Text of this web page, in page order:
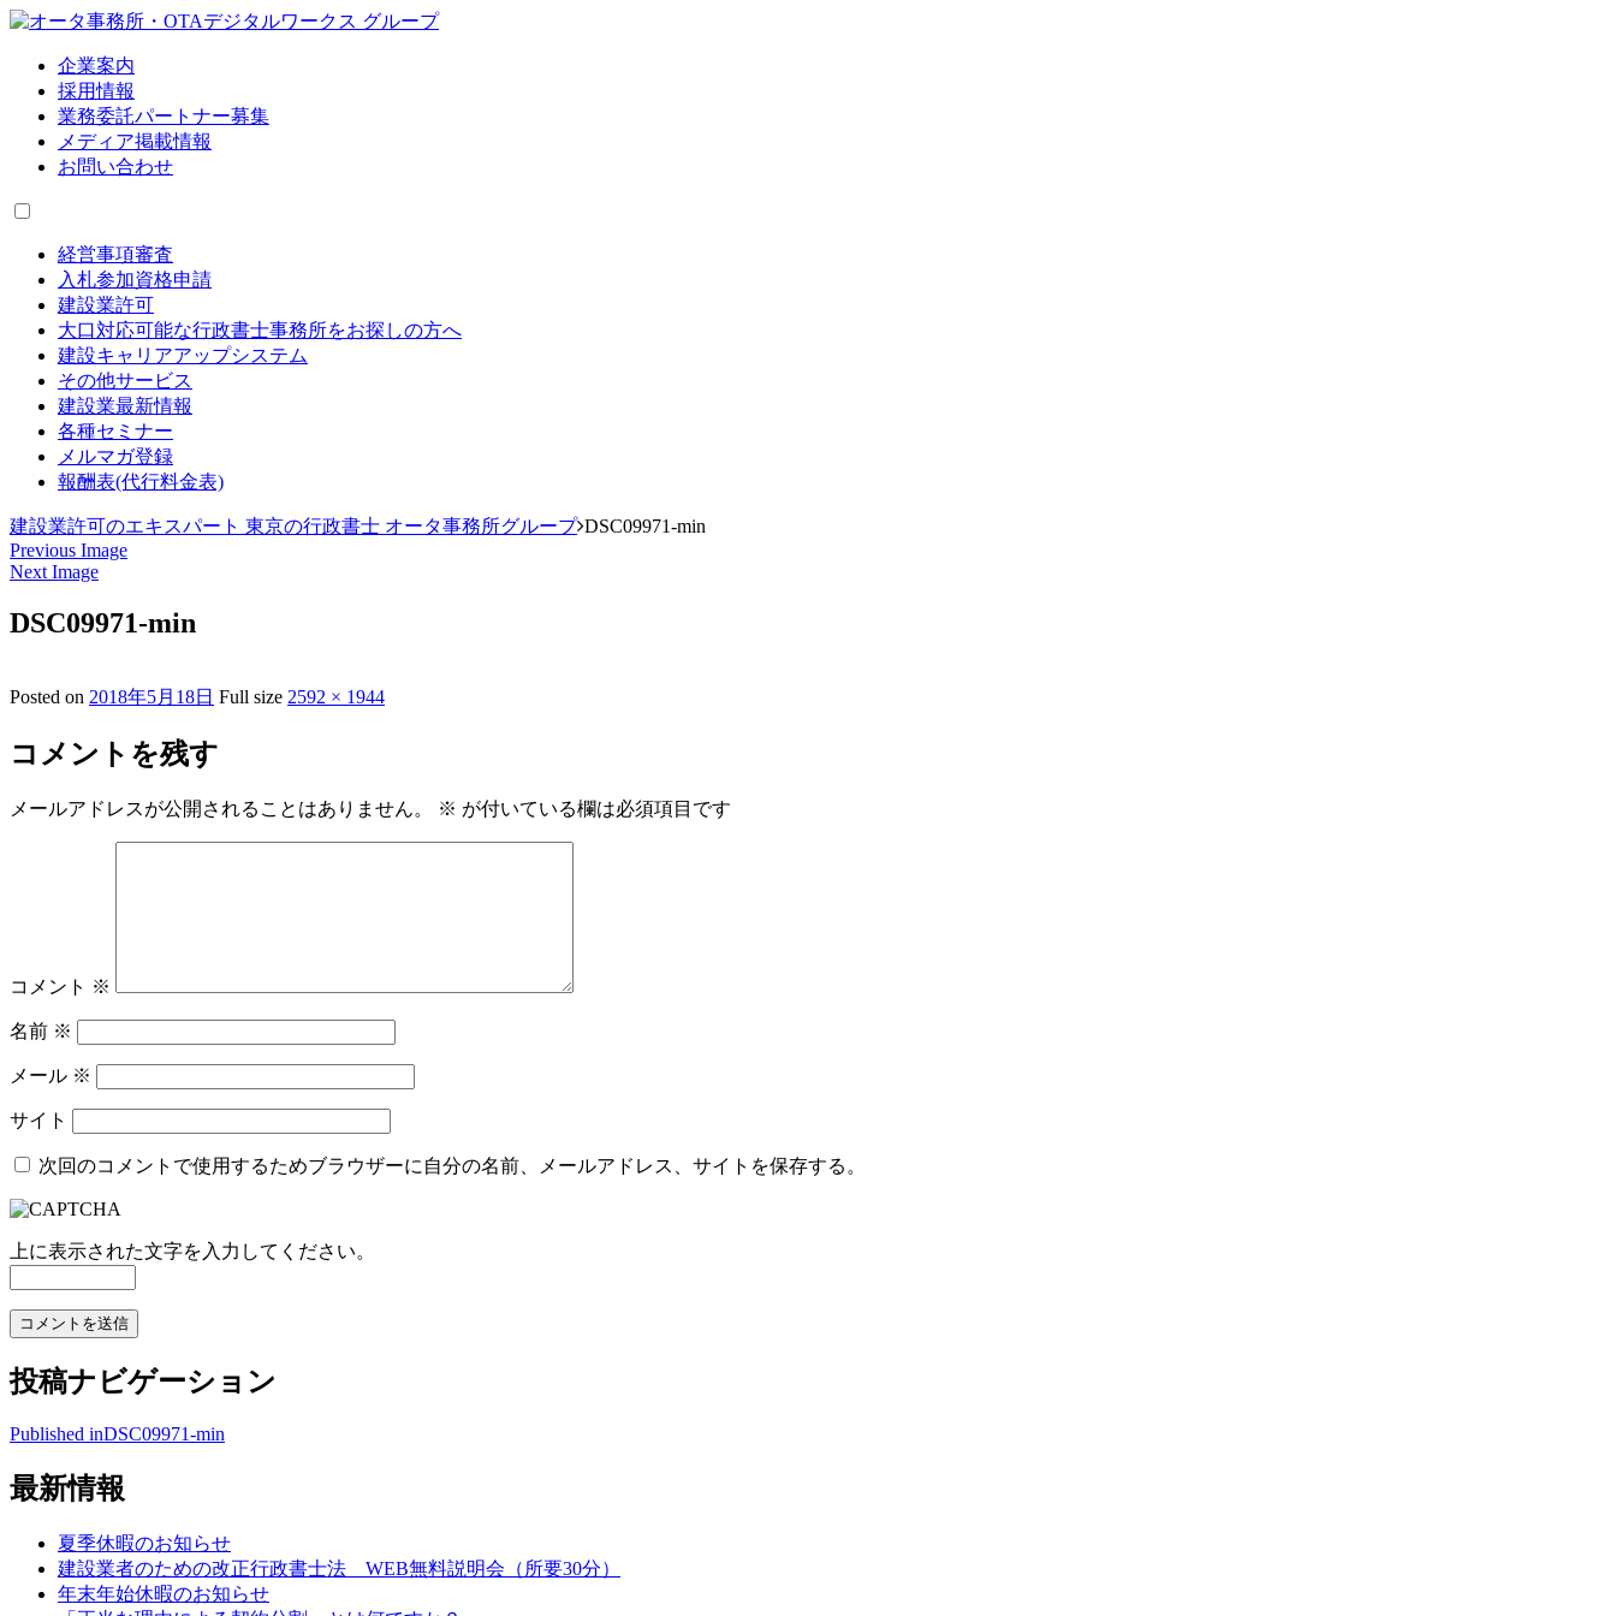
企業案内
採用情報
業務委託パートナー募集
メディア掲載情報
お問い合わせ
経営事項審査
入札参加資格申請
建設業許可
大口対応可能な行政書士事務所をお探しの方へ
建設キャリアアップシステム
その他サービス
建設業最新情報
各種セミナー
メルマガ登録
報酬表(代行料金表)
建設業許可のエキスパート 東京の行政書士 オータ事務所グループ DSC09971-min
Previous Image
Next Image
DSC09971-min
Posted on 2018年5月18日 Full size 2592 × 1944
コメントを残す
メールアドレスが公開されることはありません。 ※ が付いている欄は必須項目です
コメント ※
名前 ※
メール ※
サイト
次回のコメントで使用するためブラウザーに自分の名前、メールアドレス、サイトを保存する。
上に表示された文字を入力してください。
投稿ナビゲーション
Published inDSC09971-min
最新情報
夏季休暇のお知らせ
建設業者のための改正行政書士法 WEB無料説明会（所要30分）
年末年始休暇のお知らせ